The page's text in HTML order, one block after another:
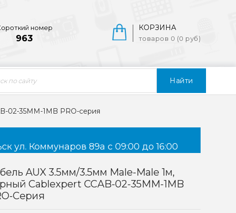
Найти
КОРЗИНА
товаров 0 (0 руб)
номер
963
02-35MM-1MB PRO-серия
ул. Коммунаров 89а с 09:00 до 16:00
AUX 3.5мм/3.5мм Male-Male 1м,
Cablexpert CCAB-02-35MM-1MB
Серия